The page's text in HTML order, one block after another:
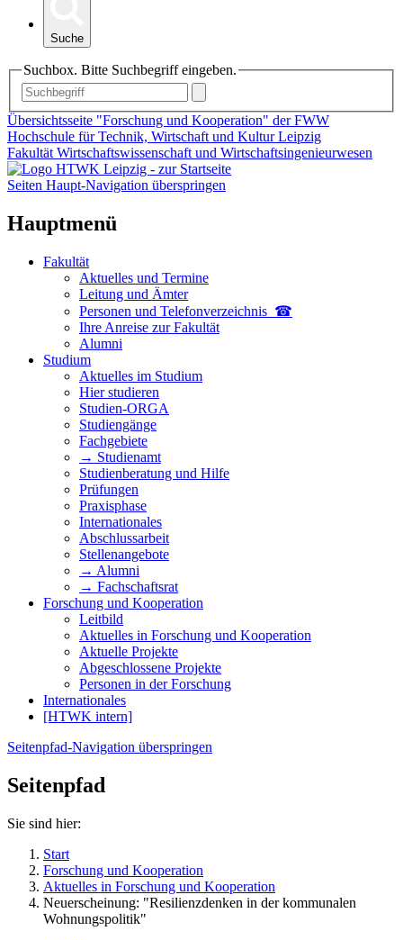
Suche
Suchbox. Bitte Suchbegriff eingeben.
Übersichtsseite "Forschung und Kooperation" der FWW
Hochschule für Technik, Wirtschaft und Kultur Leipzig
Fakultät Wirtschaftswissenschaft und Wirtschaftsingenieurwesen
Seiten Haupt-Navigation überspringen
Hauptmenü
Fakultät
Aktuelles und Termine
Leitung und Ämter
Personen und Telefon­verzeichnis ☎
Ihre Anreise zur Fakultät
Alumni
Studium
Aktuelles im Studium
Hier studieren
Studien-ORGA
Studiengänge
Fachgebiete
→ Studienamt
Studienberatung und Hilfe
Prüfungen
Praxisphase
Internationales
Abschlussarbeit
Stellenangebote
→ Alumni
→ Fachschaftsrat
Forschung und Kooperation
Leitbild
Aktuelles in Forschung und Kooperation
Aktuelle Projekte
Abgeschlossene Projekte
Personen in der Forschung
Internationales
[HTWK intern]
Seitenpfad-Navigation überspringen
Seitenpfad
Sie sind hier:
Start
Forschung und Kooperation
Aktuelles in Forschung und Kooperation
Neuerscheinung: "Resilienzdenken in der kommunalen
Wohnungspolitik"